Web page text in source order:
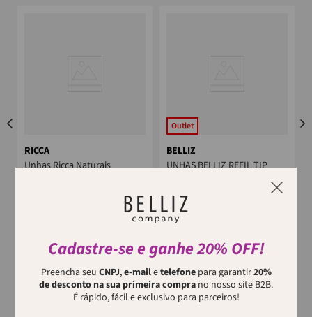
Cadastre-se e ganhe 20% OFF!
Preencha seu CNPJ,e-mailetelefonepara garantir20%
de desconto na sua primeira compra no nosso site B2B.
É rápido, fácil e exclusivo para parceiros!
RICCA
Unhas Ricca Naturais
para as #RiccaLovers que
gostam de fazer tudo do seu
Outlet
BELLIZ
UNHAS BELLIZ REFIL TIP
As Unhas Belliz Refil Tip Square
Tam. 3 são a solução perfeita
para alongamentos de unhas